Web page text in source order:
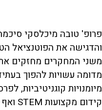
פרופ' טובה מיכלסקי
והדגישה את הפוטנציאל
משני המחקרים מחזקים את
מדומה עשויות להפוך
מיומנויות קוגניטיביות,
קידום מקצועות STEM ואף לתהליכי שיקום קוגניטיבי".